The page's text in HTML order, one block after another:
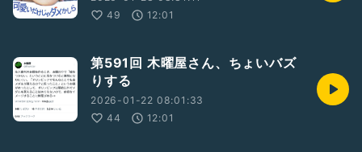
49
12:01
第591回 木曜屋さん、ちょいバズ
りする
2026-01-22 08:01:33
44
12:01